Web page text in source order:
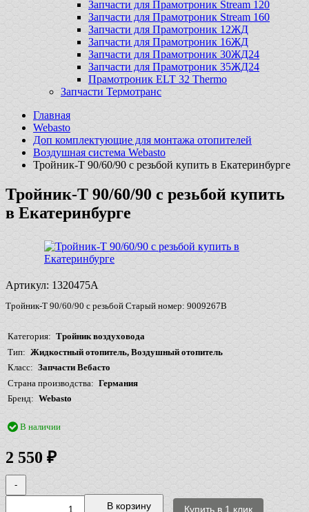
Запчасти для Прамотроник Stream 120
Запчасти для Прамотроник Stream 160
Запчасти для Прамотроник 12ЖД
Запчасти для Прамотроник 16ЖД
Запчасти для Прамотроник 30ЖД24
Запчасти для Прамотроник 35ЖД24
Прамотроник ELT 32 Thermo
Запчасти Термотранс
Главная
Webasto
Доп комплектующие для монтажа отопителей
Воздушная система Webasto
Тройник-T 90/60/90 с резьбой купить в Екатеринбурге
Тройник-T 90/60/90 с резьбой купить
в Екатеринбурге
Артикул: 1320475A
Тройник-T 90/60/90 с резьбой Старый номер: 9009267B
Категория
Тройник воздуховода
Тип
Жидкостный отопитель, Воздушный отопитель
Класс
Запчасти Вебасто
Страна производства
Германия
Бренд
Webasto
В наличии
2 550 ₽
-
В корзину